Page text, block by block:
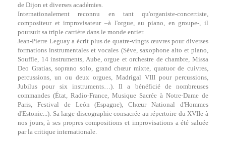
de Dijon et diverses académies.
Internationalement reconnu en tant qu'organiste-concertiste,
compositeur et improvisateur –à l'orgue, au piano, en groupe-, il
poursuit sa triple carrière dans le monde entier.
Jean-Pierre Leguay a écrit plus de quatre-vingts œuvres pour diverses
formations instrumentales et vocales (Sève, saxophone alto et piano,
Souffle, 14 instruments, Aube, orgue et orchestre de chambre, Missa
Deo Gratias, soprano solo, grand chœur mixte, quatuor de cuivres,
percussions, un ou deux orgues, Madrigal VIII pour percussions,
Jubilus pour six instruments…). Il a bénéficié de nombreuses
commandes (État, Radio-France, Musique Sacrée à Notre-Dame de
Paris, Festival de León (Espagne), Chœur National d'Hommes
d'Estonie...). Sa large discographie consacrée au répertoire du XVIIe à
nos jours, à ses propres compositions et improvisations a été saluée
par la critique internationale.